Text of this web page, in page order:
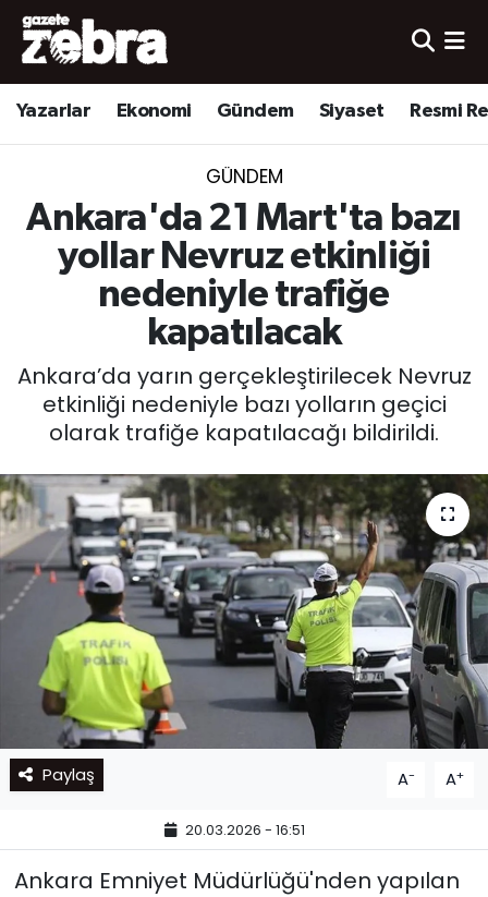
Yazarlar Ekonomi Gündem Siyaset Resmi
GÜNDEM
Ankara'da 21 Mart'ta bazı
yollar Nevruz etkinliği
nedeniyle trafiğe
kapatılacak
Ankara’da yarın gerçekleştirilecek Nevruz
etkinliği nedeniyle bazı yolların geçici
olarak trafiğe kapatılacağı bildirildi.
Paylaş A- A+
20.03.2026 - 16:51
Ankara Emniyet Müdürlüğü'nden yapılan
Yazarlar
Ekonomi
Yerel
Spor
Nöbetçi Eczaneler
Hava Durumu
Süper Lig Puan Durumu ve Fikstür
Tüm Manşetler
Son Dakika Haberleri
Haber Arşivi